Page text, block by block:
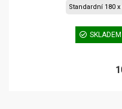
Standardní 180
SKLADEM